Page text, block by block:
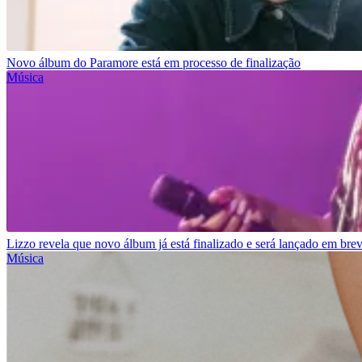
Novo álbum do Paramore está em processo de finalização
Música
Lizzo revela que novo álbum já está finalizado e será lançado em
Música